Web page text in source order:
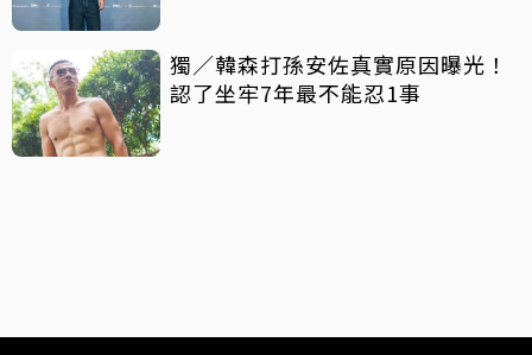
獨／韓森打孫安佐真實原因曝光！
認了坐牢7年最不能忍1事